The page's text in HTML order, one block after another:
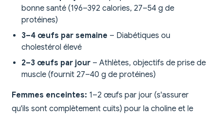
bonne santé (196–392 calories, 27–54 g de
protéines)
3–4 œufs par semaine – Diabétiques ou
cholestérol élevé
2–3 œufs par jour – Athlètes, objectifs de prise de
muscle (fournit 27–40 g de protéines)
Femmes enceintes: 1–2 œufs par jour (s'assurer
qu'ils sont complètement cuits) pour la choline et le